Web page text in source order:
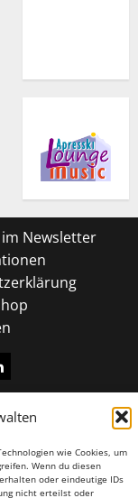
wie Cookies, um
Wenn du diesen
oder eindeutige IDs
nicht erteilst oder
Newsletter
|MoreNews
by